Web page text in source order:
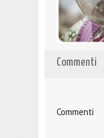
Commenti
Commenti